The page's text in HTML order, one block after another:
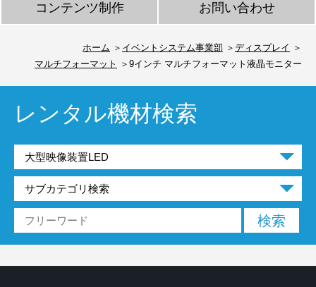
コンテンツ制作 お問い合わせ
ホーム イベントシステム事業部
ディスプレイ
マルチフォーマット
9インチ マルチフォーマット液晶モニター
レンタル機材検索